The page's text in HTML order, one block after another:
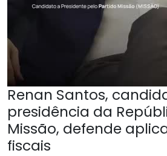
Renan Santos,
presidência da
Missão, defende
fiscais